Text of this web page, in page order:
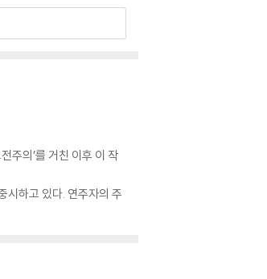
주의’를 거친 이후 이 작
시하고 있다. 연주자의 주